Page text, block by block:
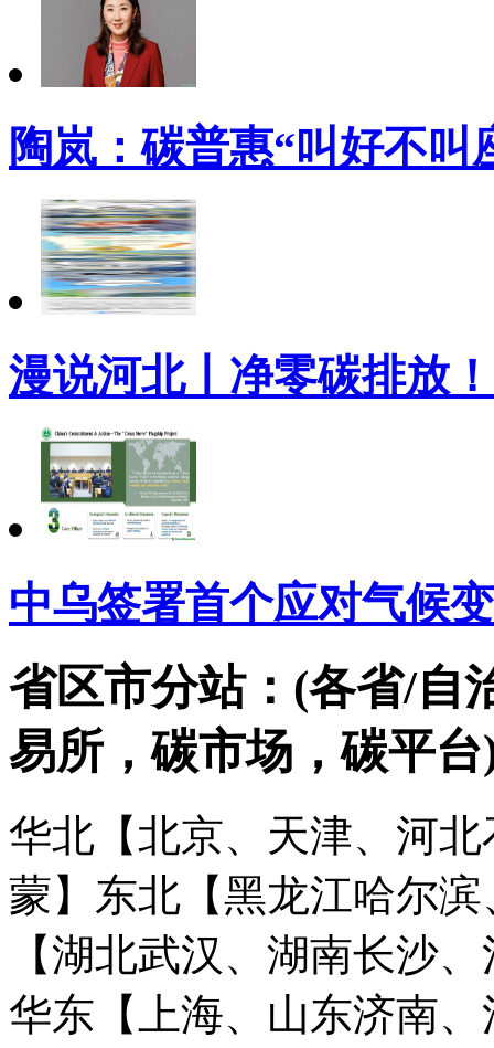
陶岚：碳普惠“叫好不叫
漫说河北丨净零碳排放
中乌签署首个应对气候
省区市分站：(各省/自
易所，碳市场，碳平台
华北【北京、天津、河
蒙】 东北【黑龙江哈尔
【湖北武汉、湖南长沙
华东【上海、山东济南